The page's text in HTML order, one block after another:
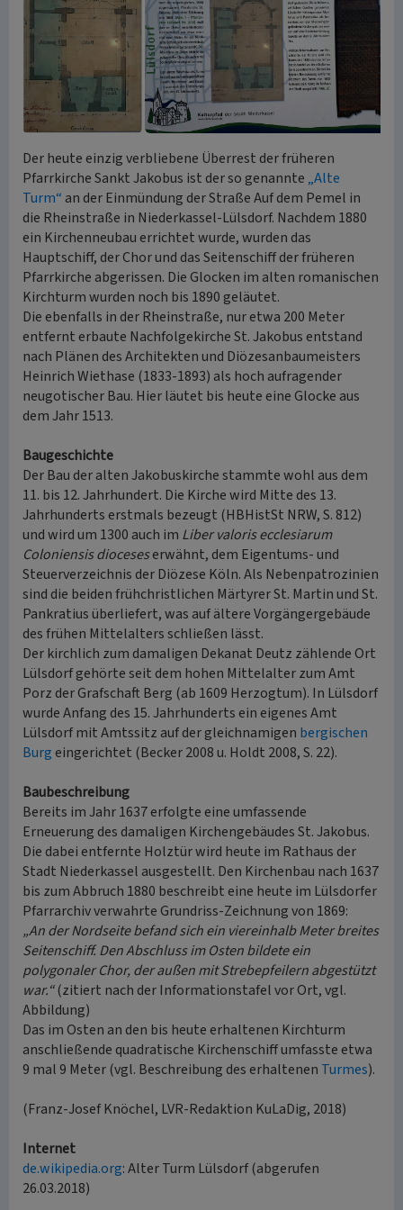
Der heute einzig verbliebene Überrest der früheren
Pfarrkirche Sankt Jakobus ist der so genannte „Alte
Turm“ an der Einmündung der Straße Auf dem Pemel in
die Rheinstraße in Niederkassel-Lülsdorf. Nachdem 1880
ein Kirchenneubau errichtet wurde, wurden das
Hauptschiff, der Chor und das Seitenschiff der früheren
Pfarrkirche abgerissen. Die Glocken im alten romanischen
Kirchturm wurden noch bis 1890 geläutet.
Die ebenfalls in der Rheinstraße, nur etwa 200 Meter
entfernt erbaute Nachfolgekirche St. Jakobus entstand
nach Plänen des Architekten und Diözesanbaumeisters
Heinrich Wiethase (1833-1893) als hoch aufragender
neugotischer Bau. Hier läutet bis heute eine Glocke aus
dem Jahr 1513.
Baugeschichte
Der Bau der alten Jakobuskirche stammte wohl aus dem
11. bis 12. Jahrhundert. Die Kirche wird Mitte des 13.
Jahrhunderts erstmals bezeugt (HBHistSt NRW, S. 812)
und wird um 1300 auch im Liber valoris ecclesiarum
Coloniensis dioceseserwähnt, dem Eigentums- und
Steuerverzeichnis der Diözese Köln. Als Nebenpatrozinien
sind die beiden frühchristlichen Märtyrer St. Martin und St.
Pankratius überliefert, was auf ältere Vorgängergebäude
des frühen Mittelalters schließen lässt.
Der kirchlich zum damaligen Dekanat Deutz zählende Ort
Lülsdorf gehörte seit dem hohen Mittelalter zum Amt
Porz der Grafschaft Berg (ab 1609 Herzogtum). In Lülsdorf
wurde Anfang des 15. Jahrhunderts ein eigenes Amt
Lülsdorf mit Amtssitz auf der gleichnamigen bergischen
Burg eingerichtet (Becker 2008 u. Holdt 2008, S. 22).
Baubeschreibung
Bereits im Jahr 1637 erfolgte eine umfassende
Erneuerung des damaligen Kirchengebäudes St. Jakobus.
Die dabei entfernte Holztür wird heute im Rathaus der
Stadt Niederkassel ausgestellt. Den Kirchenbau nach 1637
bis zum Abbruch 1880 beschreibt eine heute im Lülsdorfer
Pfarrarchiv verwahrte Grundriss-Zeichnung von 1869:
„An der Nordseite befand sich ein viereinhalb Meter breites
Seitenschiff. Den Abschluss im Osten bildete ein
polygonaler Chor, der außen mit Strebepfeilern abgestützt
war.“(zitiert nach der Informationstafel vor Ort, vgl.
Abbildung)
Das im Osten an den bis heute erhaltenen Kirchturm
anschließende quadratische Kirchenschiff umfasste etwa
9 mal 9 Meter (vgl. Beschreibung des erhaltenen Turmes).
(Franz-Josef Knöchel, LVR-Redaktion KuLaDig, 2018)
Internet
de.wikipedia.org: Alter Turm Lülsdorf (abgerufen
26.03.2018)